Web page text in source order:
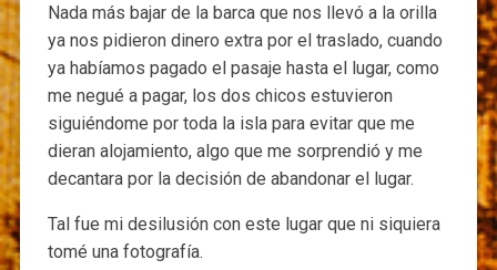
Nada más bajar de la barca que nos llevó a la orilla
ya nos pidieron dinero extra por el traslado, cuando
ya habíamos pagado el pasaje hasta el lugar, como
me negué a pagar, los dos chicos estuvieron
siguiéndome por toda la isla para evitar que me
dieran alojamiento, algo que me sorprendió y me
decantara por la decisión de abandonar el lugar.
Tal fue mi desilusión con este lugar que ni siquiera
tomé una fotografía.